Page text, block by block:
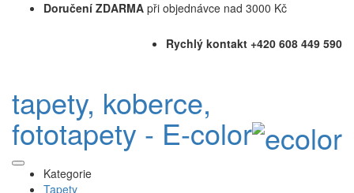
Doručení ZDARMA při objednávce nad 3000 Kč
Rychlý kontakt +420 608 449 590
tapety, koberce,
fototapety - E-color
Kategorie
Tapety